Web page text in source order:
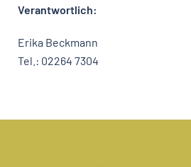
Verantwortlich:
Erika Beckmann
Tel.: 02264 7304